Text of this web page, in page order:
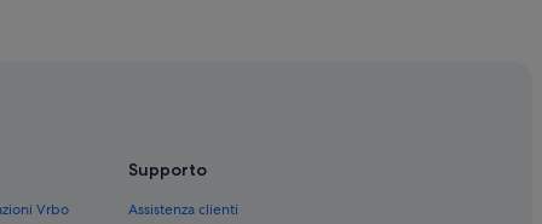
Vrbo
Supporto
Assistenza clienti